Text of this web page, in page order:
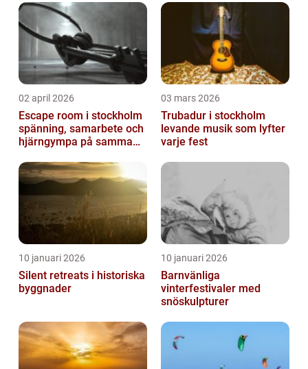
02 april 2026
Escape room i stockholm
spänning, samarbete och
hjärngympa på samma
03 mars 2026
Trubadur i stockholm
levande musik som lyfter
varje fest
10 januari 2026
Silent retreats i historiska
byggnader
10 januari 2026
Barnvänliga
vinterfestivaler med
snöskulpturer